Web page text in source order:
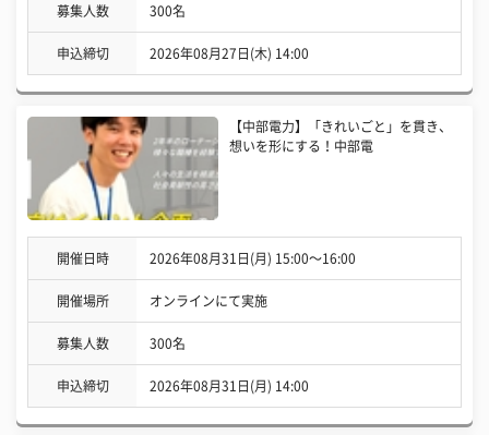
募集人数 300名
申込締切 2026年08月27日(木) 14:00
【中部電力】「きれいごと」を貫き、
想いを形にする！中部電
開催日時 2026年08月31日(月) 15:00〜16:00
開催場所 オンラインにて実施
募集人数 300名
申込締切 2026年08月31日(月) 14:00